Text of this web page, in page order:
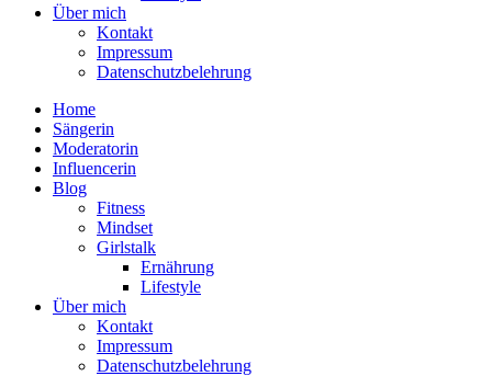
Über mich
Kontakt
Impressum
Datenschutzbelehrung
Home
Sängerin
Moderatorin
Influencerin
Blog
Fitness
Mindset
Girlstalk
Ernährung
Lifestyle
Über mich
Kontakt
Impressum
Datenschutzbelehrung